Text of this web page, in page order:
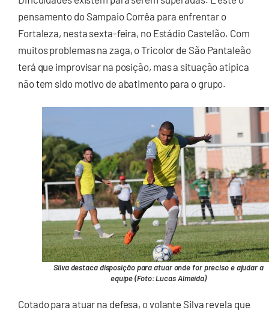
pensamento do Sampaio Corrêa para enfrentar o
Fortaleza, nesta sexta-feira, no Estádio Castelão. Com
muitos problemas na zaga, o Tricolor de São Pantaleão
terá que improvisar na posição, mas a situação atípica
não tem sido motivo de abatimento para o grupo.
Silva destaca disposição para atuar onde for preciso e ajudar a
equipe (Foto: Lucas Almeida)
Cotado para atuar na defesa, o volante Silva revela que